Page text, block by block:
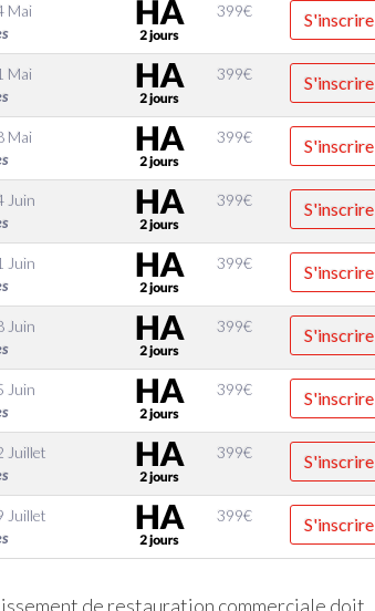
Mai
399€ S'inscrire
Mai
399€ S'inscrire
Mai
399€ S'inscrire
Juin
399€ S'inscrire
Juin
399€ S'inscrire
Juin
399€ S'inscrire
Juin
399€ S'inscrire
Juillet
399€ S'inscrire
Juillet
399€ S'inscrire
de restauration commerciale doit